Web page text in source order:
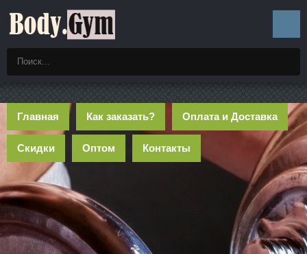
Главная Как заказать? Оплата и Доставка
Скидки Оптом Контакты